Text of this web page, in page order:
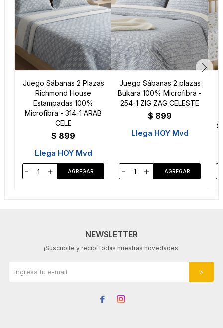
Juego Sábanas 2 Plazas
Richmond House
Estampadas 100%
Microfibra - 314-1 ARAB
CELE
$ 899
Llega HOY Mvd
- +
Juego Sábanas 2 plazas
Bukara 100% Microfibra -
254-1 ZIG ZAG CELESTE
$ 899
Llega HOY Mvd
- +
$
NEWSLETTER
¡Suscribite y recibí todas nuestras novedades!
 